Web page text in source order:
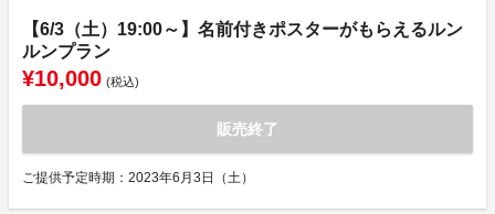
【6/3（土）19:00～】名前付きポスターがもらえるルン
ルンプラン
¥10,000 (税込)
販売終了
ご提供予定時期：2023年6月3日（土）